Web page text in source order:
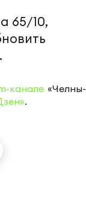
65/10,
канале «Челны-
.